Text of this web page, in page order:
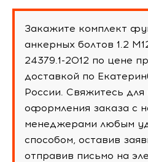
Закажите комплект
анкерных болтов 1.2
24379.1-2012 по цене
доставкой по
России. Свяжитесь для
оформления заказа с
менеджерами любым
способом, оставив
отправив письмо на